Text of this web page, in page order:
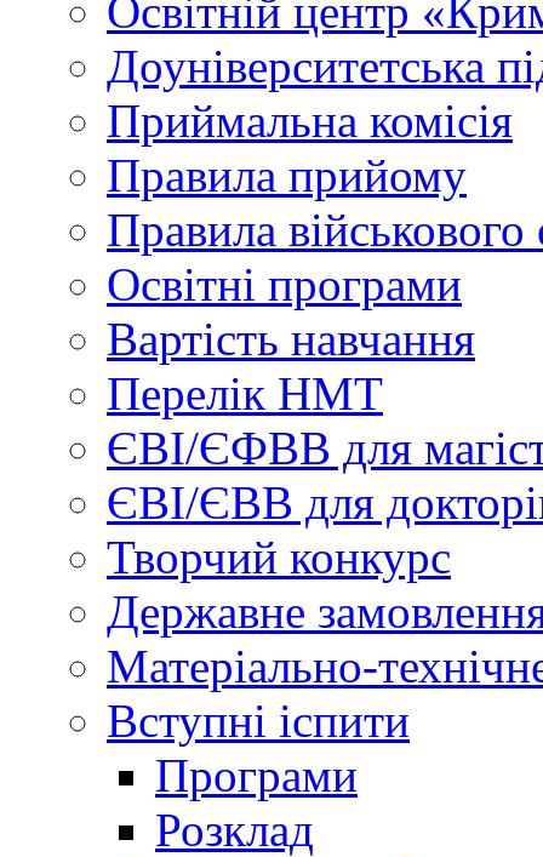
Освітній центр
Доуніверситетська
Приймальна комісія
Правила прийому
Правила військового
Освітні програми
Вартість навчання
Перелік НМТ
ЄВІ/ЄФВВ для
ЄВІ/ЄВВ для
Творчий конкурс
Державне
Матеріально-
Вступні іспити
Програми
Розклад